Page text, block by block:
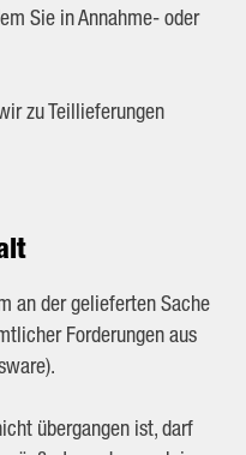
Sie in Annahme- oder
zu Teillieferungen
an der gelieferten Sache
Forderungen aus
übergangen ist, darf